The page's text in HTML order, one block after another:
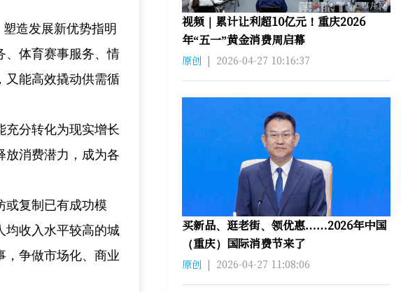
造发展新优势指明
、体育赛事服务、情
又能高效撬动供需循
充分转化为现实增长
放消费潜力，成为各
或复制已有成功模
均收入水平较高的城
，争做市场化、商业
视频｜累计让利超10亿元！重庆2026
年“五一”黄金消费周启幕
原创 | 2026-04-27 10:16:37
买新品、逛老街、领优惠……2026年中国
（重庆）国际消费节来了
原创 | 2026-04-27 11:08:06